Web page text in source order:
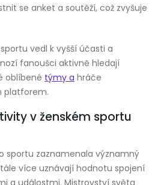
se anket a soutěží, což zvyšuje
vedl k vyšší účasti a
fanoušci aktivně hledají
oblíbené týmy a hráče
platforem.
v ženském sportu
sportu zaznamenala významný
více uznávají hodnotu spojení
a událostmi. Mistrovství světa